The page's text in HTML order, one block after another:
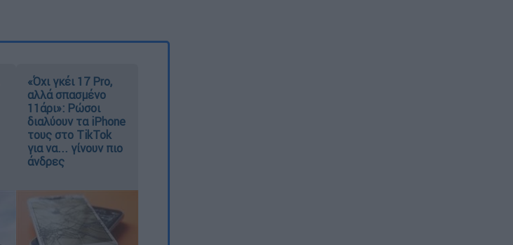
«Όχι γκέι 17 Pro,
αλλά σπασμένο
11άρι»: Ρώσοι
διαλύουν τα iPhone
τους στο TikTok
για να... γίνουν πιο
άνδρες